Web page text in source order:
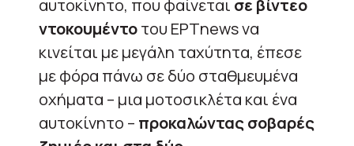
αυτοκίνητο, που φαίνεται σε βίντεο
ντοκουμέντοτου ΕΡΤnews να
κινείται με μεγάλη ταχύτητα, έπεσε
με φόρα πάνω σε δύο σταθμευμένα
οχήματα – μια μοτοσικλέτα και ένα
αυτοκίνητο – προκαλώντας σοβαρές